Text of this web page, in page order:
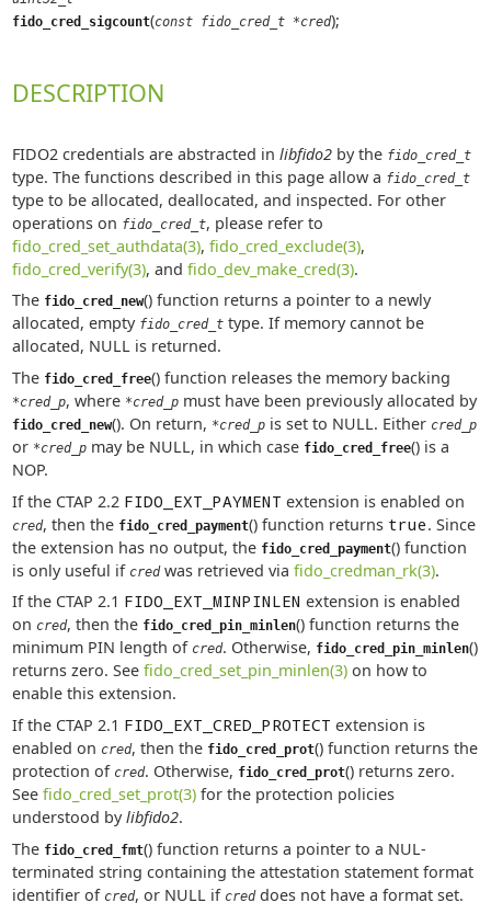
fido_cred_sigcount(const fido_cred_t *cred);
DESCRIPTION
FIDO2 credentials are abstracted in libfido2by the fido_cred_t
type. The functions described in this page allow a fido_cred_t
type to be allocated, deallocated, and inspected. For other
operations on fido_cred_t, please refer to
fido_cred_set_authdata(3), fido_cred_exclude(3),
fido_cred_verify(3), and fido_dev_make_cred(3).
The fido_cred_new() function returns a pointer to a newly
allocated, empty fido_cred_ttype. If memory cannot be
allocated, NULL is returned.
The fido_cred_free() function releases the memory backing
*cred_p, where *cred_pmust have been previously allocated by
fido_cred_new(). On return, *cred_pis set to NULL. Either cred_p
or *cred_pmay be NULL, in which case fido_cred_free() is a
NOP.
If the CTAP 2.2 FIDO_EXT_PAYMENT extension is enabled on
cred, then the fido_cred_payment() function returns true. Since
the extension has no output, the fido_cred_payment() function
is only useful if credwas retrieved via fido_credman_rk(3).
If the CTAP 2.1 FIDO_EXT_MINPINLEN extension is enabled
on cred, then the fido_cred_pin_minlen() function returns the
minimum PIN length of cred. Otherwise, fido_cred_pin_minlen()
returns zero. See fido_cred_set_pin_minlen(3)on how to
enable this extension.
If the CTAP 2.1 FIDO_EXT_CRED_PROTECT extension is
enabled on cred, then the fido_cred_prot() function returns the
protection of cred. Otherwise, fido_cred_prot() returns zero.
See fido_cred_set_prot(3)for the protection policies
understood bylibfido2.
The fido_cred_fmt() function returns a pointer to a NUL-
terminated string containing the attestation statement format
identifier of cred, or NULL if creddoes not have a format set.